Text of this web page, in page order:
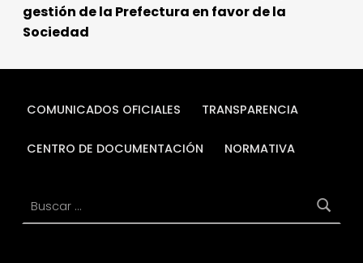
gestión de la Prefectura en favor de la
Sociedad
COMUNICADOS OFICIALES TRANSPARENCIA
CENTRO DE DOCUMENTACIÓN NORMATIVA